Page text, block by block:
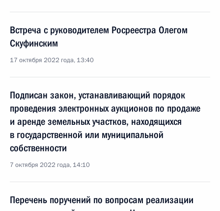
Встреча с руководителем Росреестра Олегом
Скуфинским
17 октября 2022 года, 13:40
Подписан закон, устанавливающий порядок
проведения электронных аукционов по продаже
и аренде земельных участков, находящихся
в государственной или муниципальной
собственности
7 октября 2022 года, 14:10
Перечень поручений по вопросам реализации